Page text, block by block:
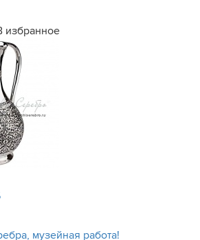
избранное
музейная работа!